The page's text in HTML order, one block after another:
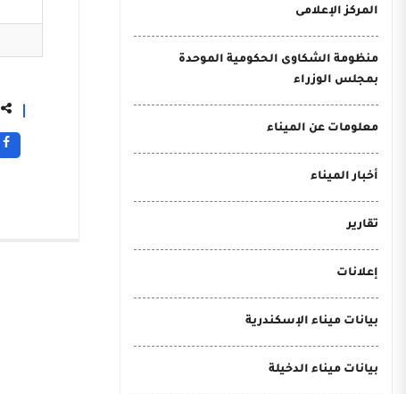
المركز الإعلامى
منظومة الشكاوى الحكومية الموحدة
بمجلس الوزراء
معلومات عن الميناء
أخبار الميناء
تقارير
إعلانات
بيانات ميناء الإسكندرية
بيانات ميناء الدخيلة